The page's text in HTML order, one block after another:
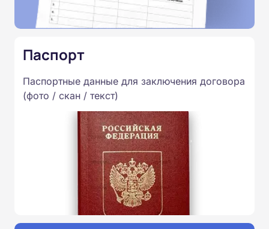
Паспорт
Паспортные данные для заключения договора
(фото / скан / текст)